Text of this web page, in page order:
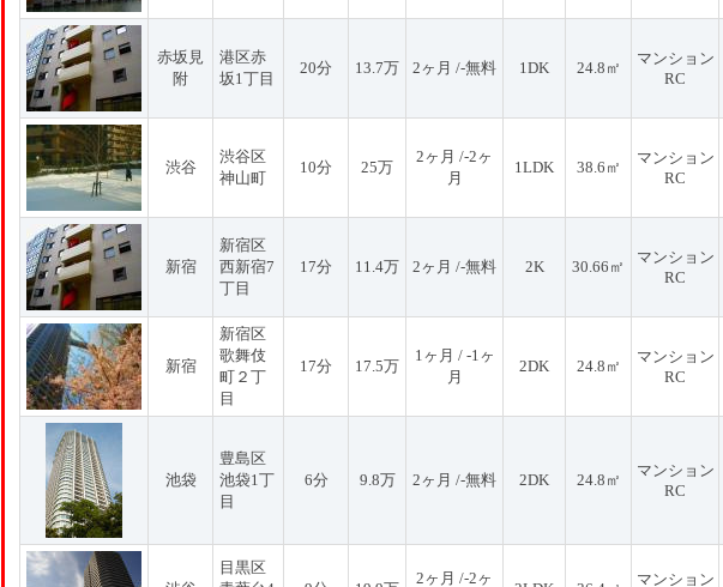
赤坂見
附
港区赤
坂1丁目
20分 13.7万 2ヶ月 /-無料 1DK 24.8㎡
マンション
RC
渋谷
渋谷区
神山町
10分 25万
2ヶ月 /-2ヶ
月
1LDK 38.6㎡
マンション
RC
新宿
新宿区
西新宿7
丁目
17分 11.4万 2ヶ月 /-無料 2K 30.66㎡
マンション
RC
新宿
新宿区
歌舞伎
町２丁
目
17分 17.5万
1ヶ月 / -1ヶ
月
2DK 24.8㎡
マンション
RC
池袋
豊島区
池袋1丁
目
6分 9.8万 2ヶ月 /-無料 2DK 24.8㎡
マンション
RC
目黒区
2ヶ月 /-2ヶ マンション